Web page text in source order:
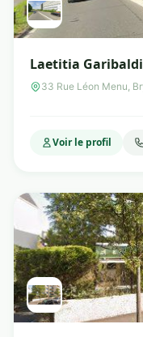
Laetitia Garibaldi
33 Rue Léon Menu,
Voir le profil